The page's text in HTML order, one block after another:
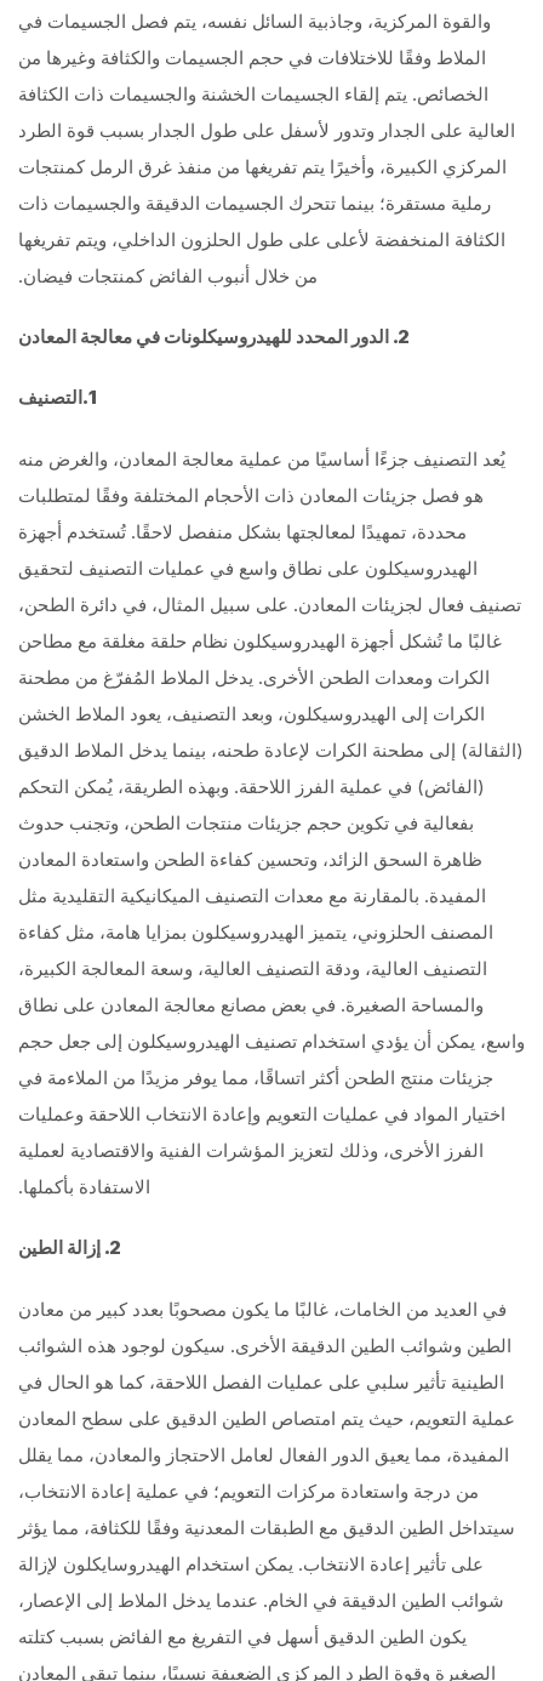
والقوة المركزية، وجاذبية السائل نفسه، يتم فصل الجسيمات في
الملاط وفقًا للاختلافات في حجم الجسيمات والكثافة وغيرها من
الخصائص. يتم إلقاء الجسيمات الخشنة والجسيمات ذات الكثافة
العالية على الجدار وتدور لأسفل على طول الجدار بسبب قوة الطرد
المركزي الكبيرة، وأخيرًا يتم تفريغها من منفذ غرق الرمل كمنتجات
رملية مستقرة؛ بينما تتحرك الجسيمات الدقيقة والجسيمات ذات
الكثافة المنخفضة لأعلى على طول الحلزون الداخلي، ويتم تفريغها
من خلال أنبوب الفائض كمنتجات فيضان.
2. الدور المحدد للهيدروسيكلونات في معالجة المعادن
1.التصنيف
يُعد التصنيف جزءًا أساسيًا من عملية معالجة المعادن، والغرض منه
هو فصل جزيئات المعادن ذات الأحجام المختلفة وفقًا لمتطلبات
محددة، تمهيدًا لمعالجتها بشكل منفصل لاحقًا. تُستخدم أجهزة
الهيدروسيكلون على نطاق واسع في عمليات التصنيف لتحقيق
تصنيف فعال لجزيئات المعادن. على سبيل المثال، في دائرة الطحن،
غالبًا ما تُشكل أجهزة الهيدروسيكلون نظام حلقة مغلقة مع مطاحن
الكرات ومعدات الطحن الأخرى. يدخل الملاط المُفرّغ من مطحنة
الكرات إلى الهيدروسيكلون، وبعد التصنيف، يعود الملاط الخشن
(الثقالة) إلى مطحنة الكرات لإعادة طحنه، بينما يدخل الملاط الدقيق
(الفائض) في عملية الفرز اللاحقة. وبهذه الطريقة، يُمكن التحكم
بفعالية في تكوين حجم جزيئات منتجات الطحن، وتجنب حدوث
ظاهرة السحق الزائد، وتحسين كفاءة الطحن واستعادة المعادن
المفيدة. بالمقارنة مع معدات التصنيف الميكانيكية التقليدية مثل
المصنف الحلزوني، يتميز الهيدروسيكلون بمزايا هامة، مثل كفاءة
التصنيف العالية، ودقة التصنيف العالية، وسعة المعالجة الكبيرة،
والمساحة الصغيرة. في بعض مصانع معالجة المعادن على نطاق
واسع، يمكن أن يؤدي استخدام تصنيف الهيدروسيكلون إلى جعل حجم
جزيئات منتج الطحن أكثر اتساقًا، مما يوفر مزيدًا من الملاءمة في
اختيار المواد في عمليات التعويم وإعادة الانتخاب اللاحقة وعمليات
الفرز الأخرى، وذلك لتعزيز المؤشرات الفنية والاقتصادية لعملية
الاستفادة بأكملها.
2. إزالة الطين
في العديد من الخامات، غالبًا ما يكون مصحوبًا بعدد كبير من معادن
الطين وشوائب الطين الدقيقة الأخرى. سيكون لوجود هذه الشوائب
الطينية تأثير سلبي على عمليات الفصل اللاحقة، كما هو الحال في
عملية التعويم، حيث يتم امتصاص الطين الدقيق على سطح المعادن
المفيدة، مما يعيق الدور الفعال لعامل الاحتجاز والمعادن، مما يقلل
من درجة واستعادة مركزات التعويم؛ في عملية إعادة الانتخاب،
سيتداخل الطين الدقيق مع الطبقات المعدنية وفقًا للكثافة، مما يؤثر
على تأثير إعادة الانتخاب. يمكن استخدام الهيدروسايكلون لإزالة
شوائب الطين الدقيقة في الخام. عندما يدخل الملاط إلى الإعصار،
يكون الطين الدقيق أسهل في التفريغ مع الفائض بسبب كتلته
الصغيرة وقوة الطرد المركزي الضعيفة نسبيًا، بينما تبقى المعادن